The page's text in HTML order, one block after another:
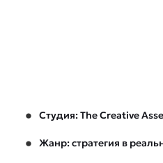
Студия: The Creative
Жанр: стратегия в